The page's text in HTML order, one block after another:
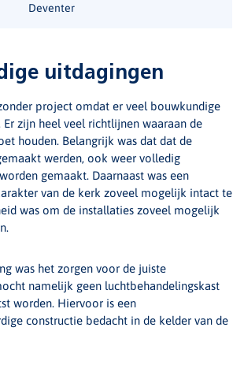
Deventer
uitdagingen
project omdat er veel bouwkundige
Er zijn heel veel richtlijnen waaraan de
houden. Belangrijk was dat dat de
werden, ook weer volledig
gemaakt. Daarnaast was een
van de kerk zoveel mogelijk intact te
was om de installaties zoveel mogelijk
was het zorgen voor de juiste
namelijk geen luchtbehandelingskast
worden. Hiervoor is een
constructie bedacht in de kelder van de